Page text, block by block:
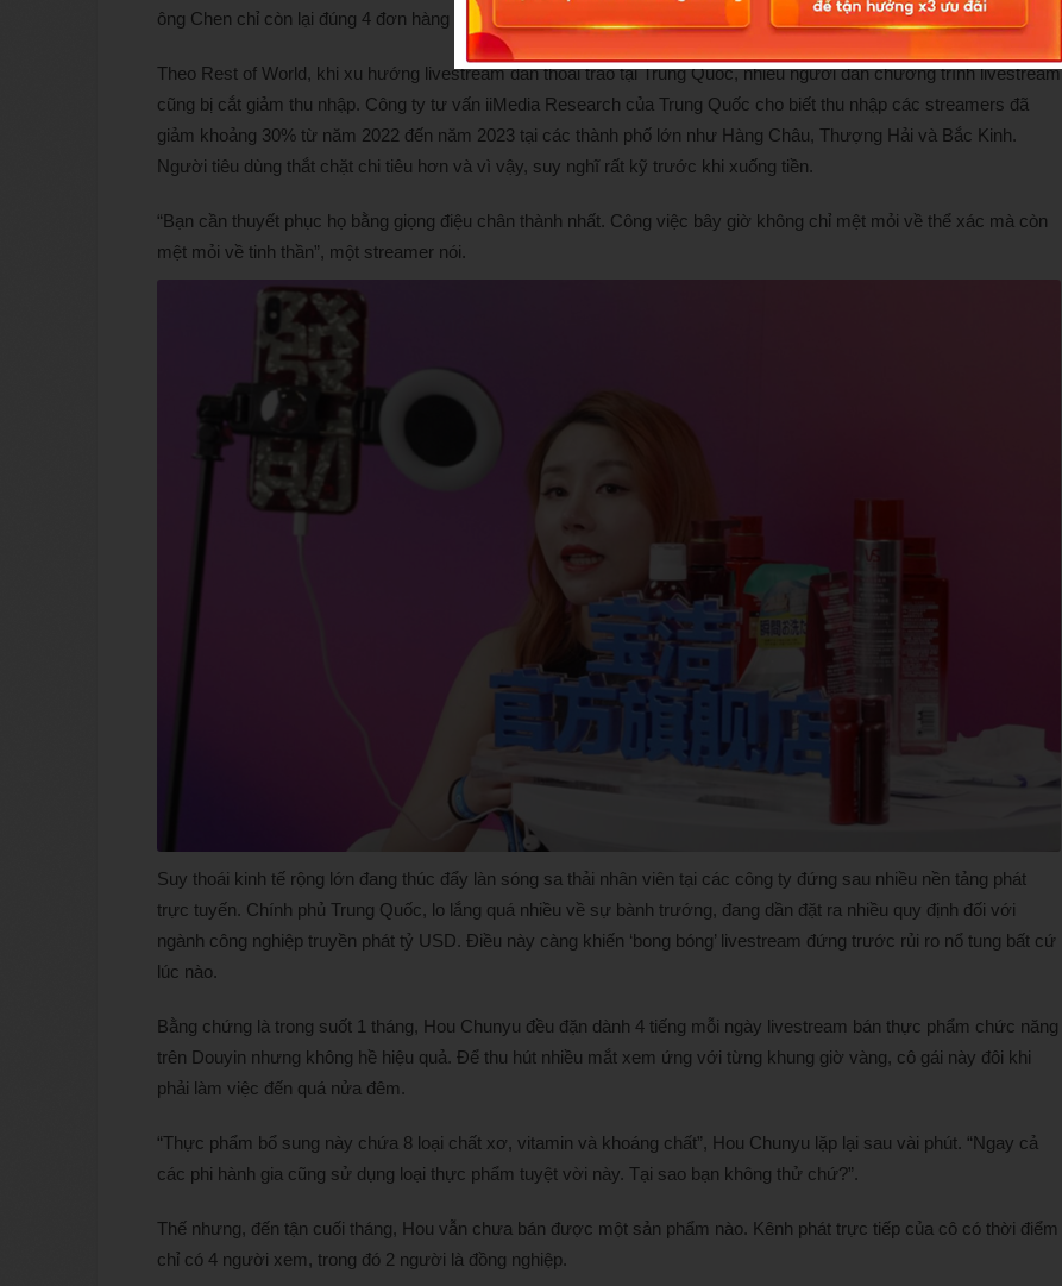
ông Chen chỉ còn lại đúng 4 đơn hàng thực tế – một hiệu suất thấp đến mức khó tin.
Theo Rest of World, khi xu hướng livestream dần thoái trào tại Trung Quốc, nhiều người dẫn chương trình livestream
cũng bị cắt giảm thu nhập. Công ty tư vấn iiMedia Research của Trung Quốc cho biết thu nhập các streamers đã
giảm khoảng 30% từ năm 2022 đến năm 2023 tại các thành phố lớn như Hàng Châu, Thượng Hải và Bắc Kinh.
Người tiêu dùng thắt chặt chi tiêu hơn và vì vậy, suy nghĩ rất kỹ trước khi xuống tiền.
“Bạn cần thuyết phục họ bằng giọng điệu chân thành nhất. Công việc bây giờ không chỉ mệt mỏi về thể xác mà còn
mệt mỏi về tinh thần”, một streamer nói.
Suy thoái kinh tế rộng lớn đang thúc đẩy làn sóng sa thải nhân viên tại các công ty đứng sau nhiều nền tảng phát
trực tuyến. Chính phủ Trung Quốc, lo lắng quá nhiều về sự bành trướng, đang dần đặt ra nhiều quy định đối với
ngành công nghiệp truyền phát tỷ USD. Điều này càng khiến ‘bong bóng’ livestream đứng trước rủi ro nổ tung bất cứ
lúc nào.
Bằng chứng là trong suốt 1 tháng, Hou Chunyu đều đặn dành 4 tiếng mỗi ngày livestream bán thực phẩm chức năng
trên Douyin nhưng không hề hiệu quả. Để thu hút nhiều mắt xem ứng với từng khung giờ vàng, cô gái này đôi khi
phải làm việc đến quá nửa đêm.
“Thực phẩm bổ sung này chứa 8 loại chất xơ, vitamin và khoáng chất”, Hou Chunyu lặp lại sau vài phút. “Ngay cả
các phi hành gia cũng sử dụng loại thực phẩm tuyệt vời này. Tại sao bạn không thử chứ?”.
Thế nhưng, đến tận cuối tháng, Hou vẫn chưa bán được một sản phẩm nào. Kênh phát trực tiếp của cô có thời điểm
chỉ có 4 người xem, trong đó 2 người là đồng nghiệp.